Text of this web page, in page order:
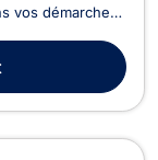
vos démarches
des affaires, en